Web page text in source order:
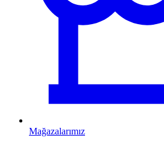
Mağazalarımız